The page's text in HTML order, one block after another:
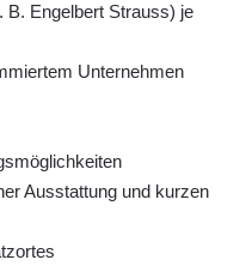
B. Engelbert Strauss) je
Unternehmen
Ausstattung und kurzen